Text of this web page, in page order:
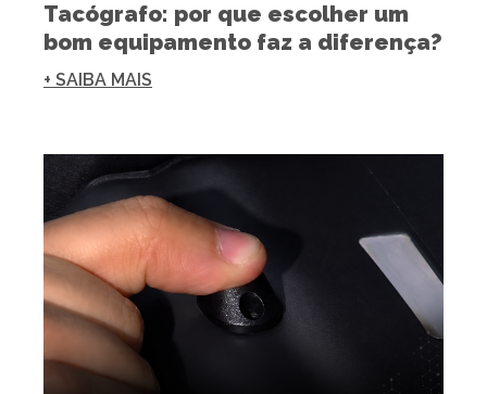
Tacógrafo: por que escolher um
bom equipamento faz a diferença?
+ SAIBA MAIS